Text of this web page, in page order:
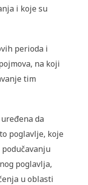
i koje su
perioda i
na koji
tim
da
poglavlje, koje
poglavlja,
u oblasti